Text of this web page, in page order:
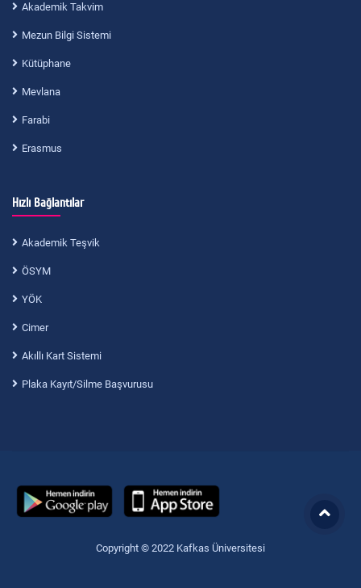
Akademik Takvim
Mezun Bilgi Sistemi
Kütüphane
Mevlana
Farabi
Erasmus
Hızlı Bağlantılar
Akademik Teşvik
ÖSYM
YÖK
Cimer
Akıllı Kart Sistemi
Plaka Kayıt/Silme Başvurusu
Copyright © 2022 Kafkas Üniversitesi